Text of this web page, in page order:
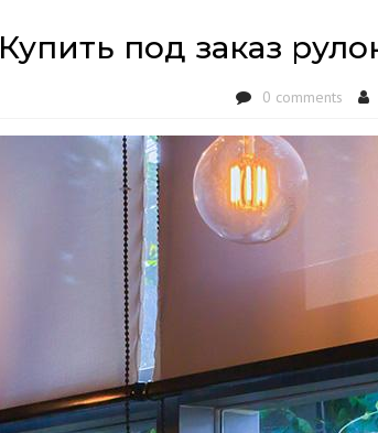
Купить под заказ
0 comments